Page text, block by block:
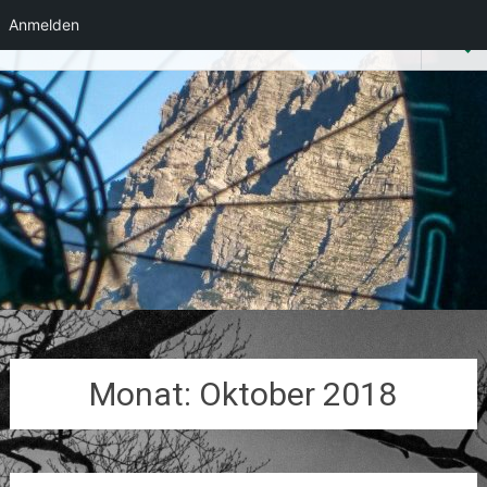
Anmelden
Inhalt
springen
Heli-Foto-Guide
Monat: Oktober 2018